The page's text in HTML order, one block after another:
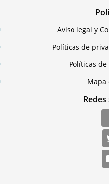
Aviso legal y
Políticas de
Políticas
Mapa
Redes